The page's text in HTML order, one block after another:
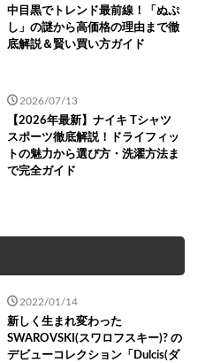
中目黒でトレンド最前線！「ぬぷ
し」の謎から高価格の理由まで徹
底解説＆賢い買い方ガイド
2026/07/13
【2026年最新】ナイキ Tシャツ
スポーツ徹底解説！ドライフィッ
トの魅力から選び方・洗濯方法ま
で完全ガイド
2022/01/14
新しく生まれ変わった
SWAROVSKI(スワロフスキー)? の
デビューコレクション「Dulcis(ダ